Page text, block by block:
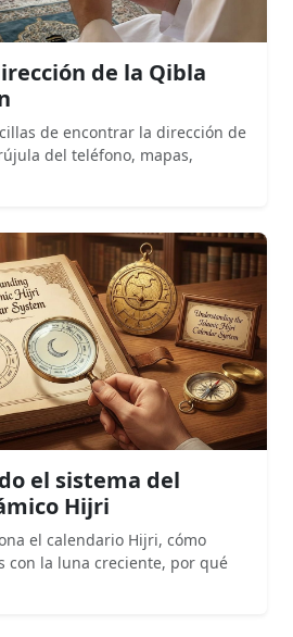
de la Qibla
de encontrar la dirección de
del teléfono, mapas,
el sistema del
Hijri
el calendario Hijri, cómo
con la luna creciente, por qué